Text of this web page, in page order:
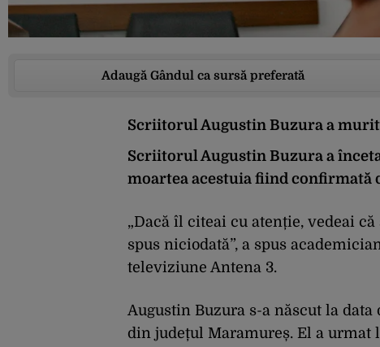
Adaugă Gândul ca sursă preferată
Scriitorul Augustin Buzura a murit
Scriitorul Augustin Buzura a
moartea acestuia fiind confirmată
„Dacă îl citeai cu atenție, vedeai
spus niciodată”, a spus
televiziune Antena 3.
Augustin Buzura s-a născut la
din județul Maramureș. El a urmat